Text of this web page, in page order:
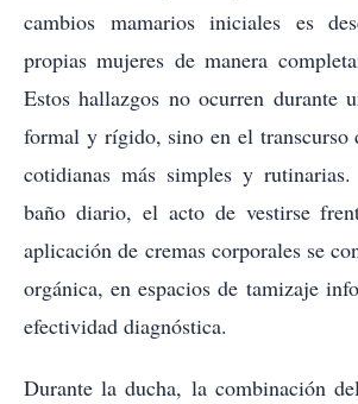
cambios mamarios iniciales es
propias mujeres de manera
Estos hallazgos no ocurren durante
formal y rígido, sino en el transcurso
cotidianas más simples y
baño diario, el acto de vestirse
aplicación de cremas corporales se
orgánica, en espacios de tamizaje
efectividad diagnóstica.
Durante la ducha, la combinación